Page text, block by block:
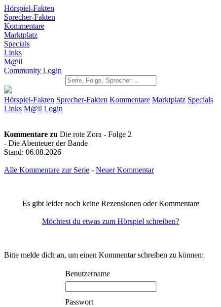
Hörspiel-Fakten
Sprecher-Fakten
Kommentare
Marktplatz
Specials
Links
M@il
Community Login
Hörspiel-Fakten Sprecher-Fakten Kommentare Marktplatz Specials
Links M@il Login
Kommentare zu Die rote Zora - Folge 2
- Die Abenteuer der Bande
Stand: 06.08.2026
Alle Kommentare zur Serie - Neuer Kommentar
Es gibt leider noch keine Rezensionen oder Kommentare
Möchtest du etwas zum Hörspiel schreiben?
Bitte melde dich an, um einen Kommentar schreiben zu können:
Benutzername
Passwort